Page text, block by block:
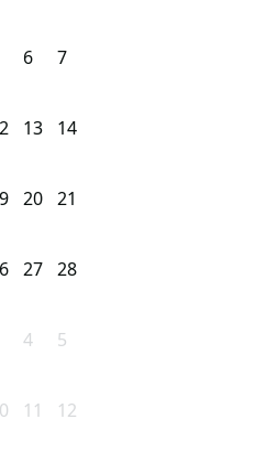
6 7
13 14
20 21
27 28
4 5
11 12